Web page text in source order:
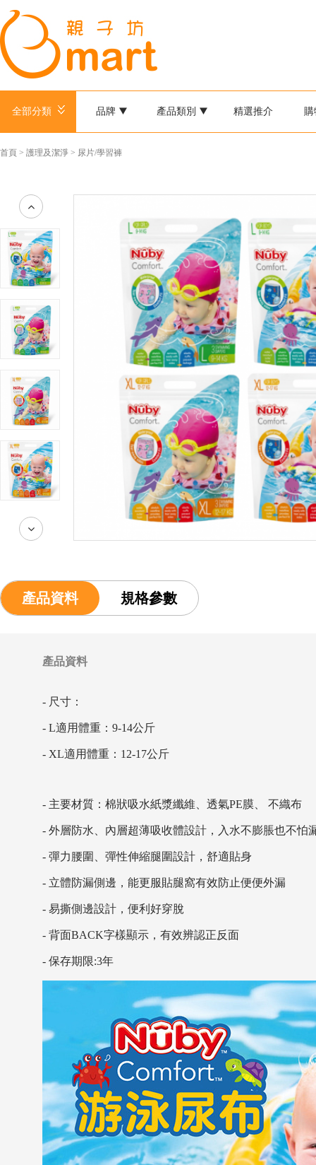
全部分類 品牌 產品類別 精選推介 購
首頁 > 護理及潔淨 > 尿片/學習褲
產品資料 規格參數
產品資料
- 尺寸：
- L適用體重：9-14公斤
- XL適用體重：12-17公斤
- 主要材質：棉狀吸水紙漿纖維、透氣PE膜、 不織布
- 外層防水、內層超薄吸收體設計，入水不膨脹也不怕
- 彈力腰圍、彈性伸縮腿圍設計，舒適貼身
- 立體防漏側邊，能更服貼腿窩有效防止便便外漏
- 易撕側邊設計，便利好穿脫
- 背面BACK字樣顯示，有效辨認正反面
- 保存期限:3年